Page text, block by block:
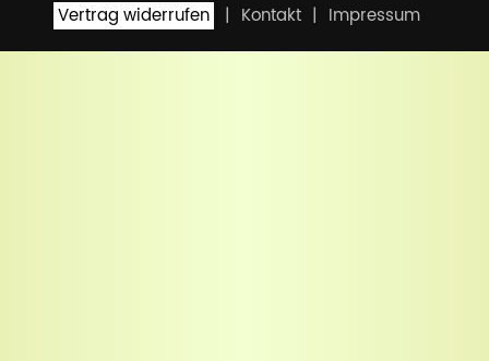
Vertrag widerrufen
Kontakt Impressum